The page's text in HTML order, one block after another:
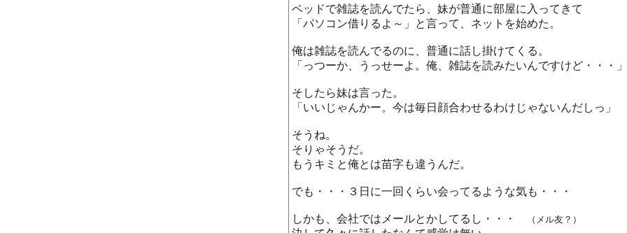
ベッドで雑誌を読んでたら、妹が普通に部屋に入ってきて
「パソコン借りるよ～」と言って、ネットを始めた。
俺は雑誌を読んでるのに、普通に話し掛けてくる。
「っつーか、うっせーよ。俺、雑誌を読みたいんですけど・・・」
そしたら妹は言った。
「いいじゃんかー。今は毎日顔合わせるわけじゃないんだしっ」
そうね。
そりゃそうだ。
もうキミと俺とは苗字も違うんだ。
でも・・・３日に一回くらい会ってるような気も・・・
しかも、会社ではメールとかしてるし・・・ （メル友？）